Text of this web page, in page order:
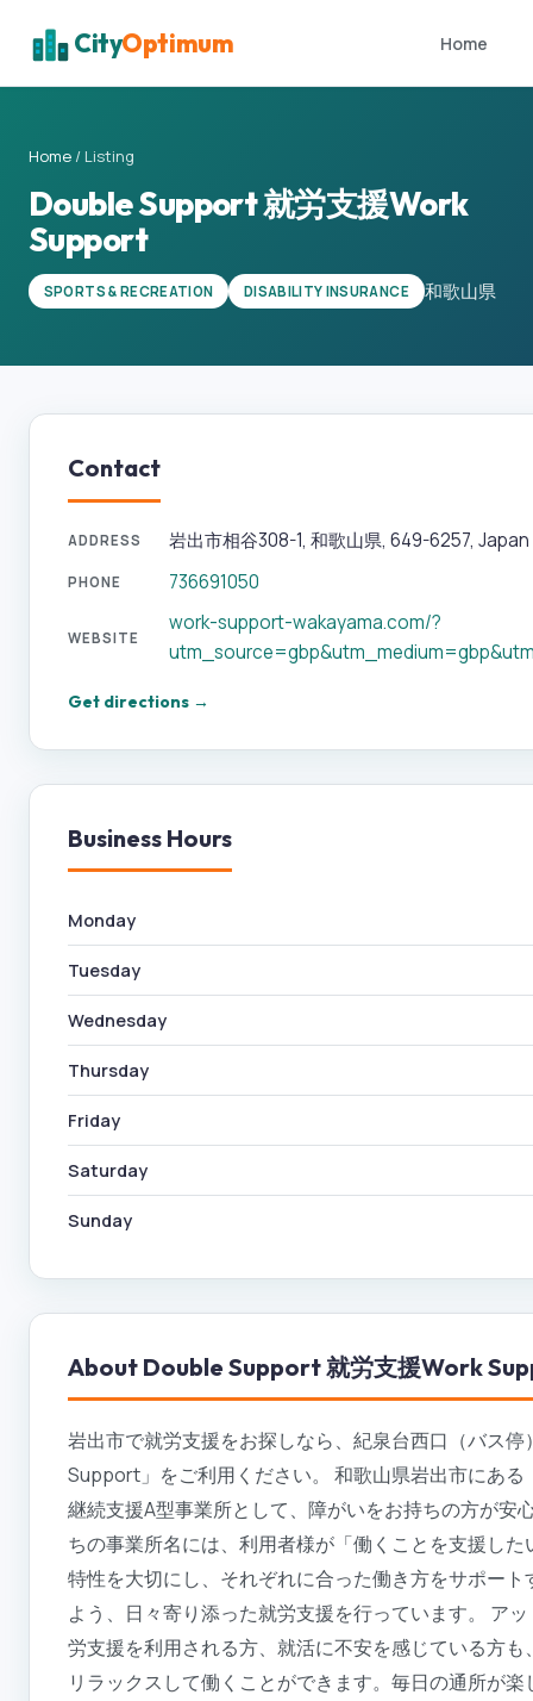
CityOptimum Home
Home / Listing
Double Support 就労支援Work
Support
SPORTS & RECREATION DISABILITY INSURANCE 和歌山県
Contact
ADDRESS 岩出市相谷308-1, 和歌山県, 649-6257, Japan
PHONE 736691050
WEBSITE
work-support-wakayama.com/?
Get directions →
Business Hours
Monday
Tuesday
Wednesday
Thursday
Friday
Saturday
Sunday
About Double Support 就労支援Work
岩出市で就労支援をお探しなら、紀泉台西口（バス
Support」をご利用ください。 和歌山県岩出市にあ
継続支援A型事業所として、障がいをお持ちの方が
ちの事業所名には、利用者様が「働くことを支援し
特性を大切にし、それぞれに合った働き方をサポー
よう、日々寄り添った就労支援を行っています。 ア
労支援を利用される方、就活に不安を感じている方
リラックスして働くことができます。毎日の通所が